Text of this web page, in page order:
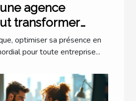
agence
transformer
en ligne ?
optimiser sa présence en
pour toute entreprise...